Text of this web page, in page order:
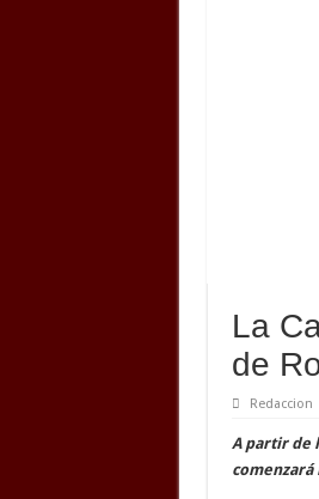
La
de
Redaccion
A partir de